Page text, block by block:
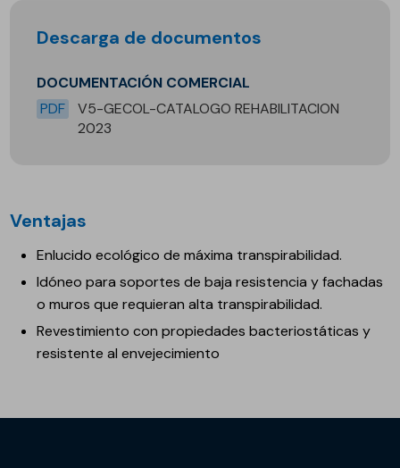
Descarga de documentos
DOCUMENTACIÓN COMERCIAL
PDF
V5-GECOL-CATALOGO REHABILITACION
2023
Ventajas
Enlucido ecológico de máxima transpirabilidad.
Idóneo para soportes de baja resistencia y fachadas
o muros que requieran alta transpirabilidad.
Revestimiento con propiedades bacteriostáticas y
resistente al envejecimiento